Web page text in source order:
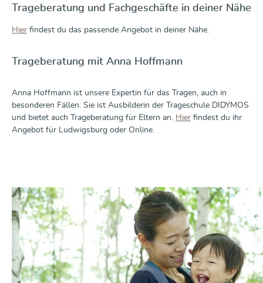
Trageberatung und Fachgeschäfte in deiner Nähe
Hier findest du das passende Angebot in deiner Nähe.
Trageberatung mit Anna Hoffmann
Anna Hoffmann ist unsere Expertin für das Tragen, auch in
besonderen Fällen. Sie ist Ausbilderin der Trageschule DIDYMOS
und bietet auch Trageberatung für Eltern an. Hier findest du ihr
Angebot für Ludwigsburg oder Online.